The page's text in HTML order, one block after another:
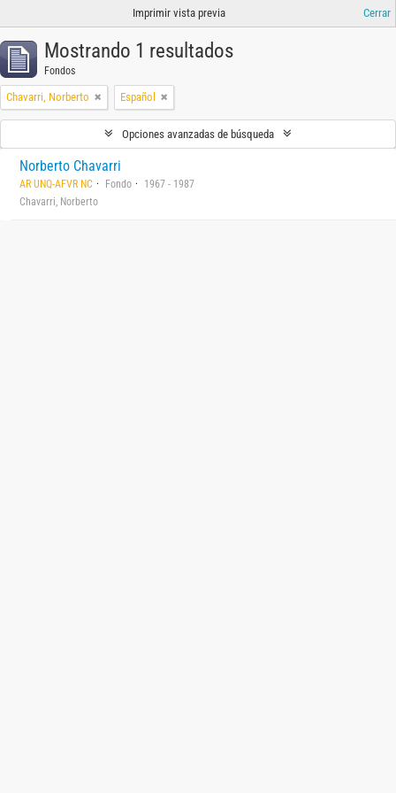
Imprimir vista previa Cerrar
Mostrando 1 resultados
Fondos
Chavarri, Norberto Español
Opciones avanzadas de búsqueda
Norberto Chavarri
AR UNQ-AFVR NC Fondo
1967 - 1987
Chavarri, Norberto